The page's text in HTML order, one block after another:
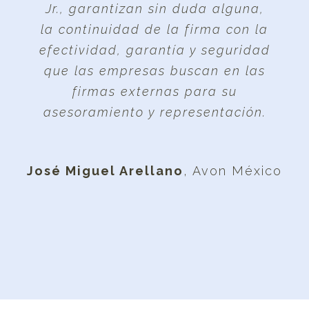
Jr., garantizan sin duda alguna,
la continuidad de la firma con la
efectividad, garantía y seguridad
que las empresas buscan en las
firmas externas para su
asesoramiento y representación.
José Miguel Arellano , Avon México